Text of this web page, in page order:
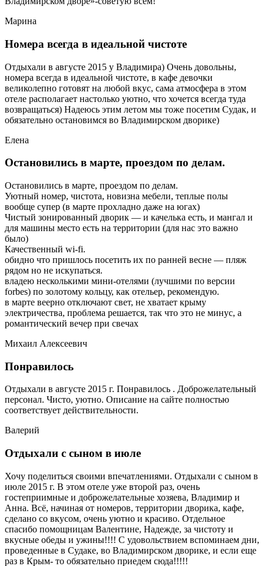
Марина
Номера всегда в идеальной чистоте
Отдыхали в августе 2015 у Владимира) Очень довольны,
номера всегда в идеальной чистоте, в кафе девочки
великолепно готовят на любой вкус, сама атмосфера в этом
отеле располагает настолько уютно, что хочется всегда туда
возвращаться) Надеюсь этим летом мы тоже посетим Судак, и
обязательно остановимся во Владимирском дворике)
Елена
Остановились в марте, проездом по делам.
Остановились в марте, проездом по делам.
Уютный номер, чистота, новизна мебели, теплые полы
вообще супер (в марте прохладно даже на югах)
Чистый зонированный дворик — и качелька есть, и мангал и
для машины место есть на территории (для нас это важно
было)
Качественный wi-fi.
обидно что пришлось посетить их по ранней весне — пляж
рядом но не искупаться.
владею несколькими мини-отелями (лучшими по версии
forbes) по золотому кольцу, как отельер, рекомендую.
в марте веерно отключают свет, не хватает крыму
электричества, проблема решается, так что это не минус, а
романтический вечер при свечах
Михаил Алексеевич
Понравилось
Отдыхали в августе 2015 г. Понравилось . Доброжелательный
персонал. Чисто, уютно. Описание на сайте полностью
соответствует действительности.
Валерий
Отдыхали с сыном в июле
Хочу поделиться своими впечатлениями. Отдыхали с сыном в
июле 2015 г. В этом отеле уже второй раз, очень
гостеприимные и доброжелательные хозяева, Владимир и
Анна. Всё, начиная от номеров, территории дворика, кафе,
сделано со вкусом, очень уютно и красиво. Отдельное
спасибо помощницам Валентине, Надежде, за чистоту и
вкусные обеды и ужины!!!! С удовольствием вспоминаем дни,
проведенные в Судаке, во Владимирском дворике, и если еще
раз в Крым- то обязательно приедем сюда!!!!!